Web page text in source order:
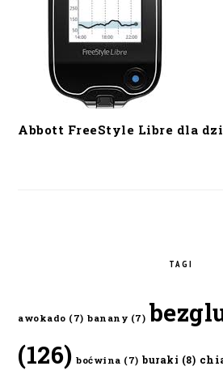
Abbott FreeStyle Libre dla
TAGI
awokado (7) banany (7)
(126) boćwina (7) buraki (8)